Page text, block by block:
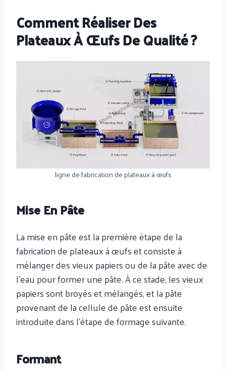
Comment Réaliser Des
Plateaux À Œufs De Qualité ?
ligne de fabrication de plateaux à œufs
Mise En Pâte
La mise en pâte est la première étape de la
fabrication de plateaux à œufs et consiste à
mélanger des vieux papiers ou de la pâte avec de
l'eau pour former une pâte. À ce stade, les vieux
papiers sont broyés et mélangés, et la pâte
provenant de la cellule de pâte est ensuite
introduite dans l'étape de formage suivante.
Formant